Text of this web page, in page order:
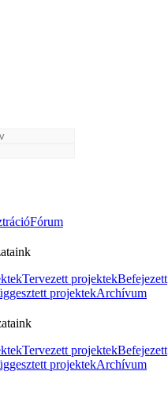
Fórum
Tervezett projektekBefejezett
projektekArchívum
Tervezett projektekBefejezett
projektekArchívum